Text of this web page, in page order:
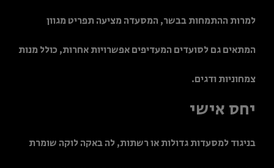
למרות ההתמחות בבשר, המסעדה מציעה תפריט מגוון
המתאים גם לסועדים המעדיפים אפשרויות אחרות, כולל מנות
צמחוניות ודגים.
יחס אישי
בניגוד למסעדות גדולות או רשתות, לה באקה לוקה שומרת